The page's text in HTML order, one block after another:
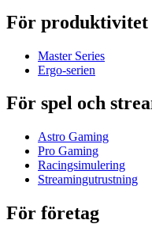
För produktivitet
Master Series
Ergo-serien
För spel och
Astro Gaming
Pro Gaming
Racingsimulering
Streamingutrustning
För företag